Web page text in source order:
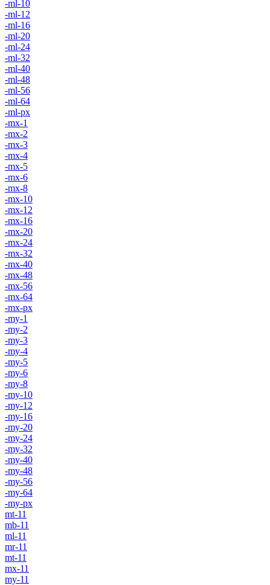
-ml-10
-ml-12
-ml-16
-ml-20
-ml-24
-ml-32
-ml-40
-ml-48
-ml-56
-ml-64
-ml-px
-mx-1
-mx-2
-mx-3
-mx-4
-mx-5
-mx-6
-mx-8
-mx-10
-mx-12
-mx-16
-mx-20
-mx-24
-mx-32
-mx-40
-mx-48
-mx-56
-mx-64
-mx-px
-my-1
-my-2
-my-3
-my-4
-my-5
-my-6
-my-8
-my-10
-my-12
-my-16
-my-20
-my-24
-my-32
-my-40
-my-48
-my-56
-my-64
-my-px
mt-11
mb-11
ml-11
mr-11
mt-11
mx-11
my-11